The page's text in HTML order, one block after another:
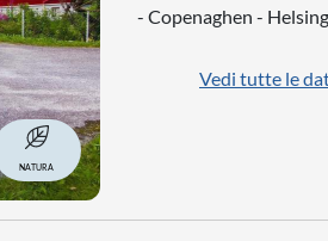
NATURA
- Copenaghen -
Vedi tutte le